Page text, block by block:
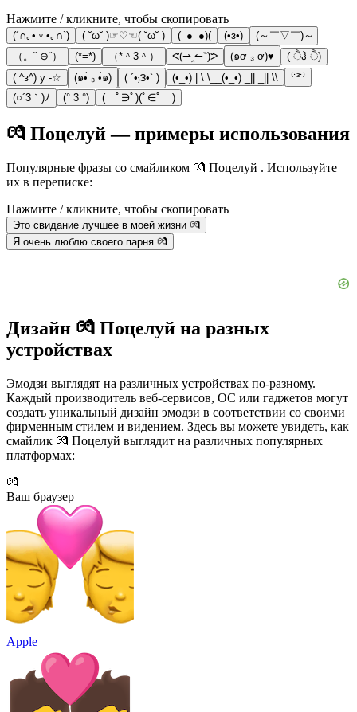
Нажмите / кликните, чтобы скопировать
(´∩｡• ᵕ •｡∩`) ( ˘ω˘ )☞♡☜( ˘ω˘ ) (_●_●)( (•з•)
(～￣▽￣)～
（。ˇ ⊖ˇ）
(*=*) （*＾3＾） ᕙ(⇀‸↼‶)ᕗ (๑ơ ₃ ơ)♥
( ੈჰ ੈ)
( ^з^) y -☆
(๑•́ ₃ •̀๑) ( ´•₎౩•` ) (•_•) | \ \__(•_•) _|| _|| \\
⁽˙³˙⁾
(○´3｀)ﾉ
(° 3 °) ( ﾟ∋ﾟ)(ﾟ∈ﾟ )
💏 Поцелуй — примеры использования
Популярные фразы со смайликом 💏 Поцелуй . Используйте
их в переписке:
Нажмите / кликните, чтобы скопировать
Это свидание лучшее в моей жизни 💏
Я очень люблю своего парня 💏
Дизайн 💏 Поцелуй на разных
устройствах
Эмодзи выглядят на различных устройствах по-разному.
Каждый производитель веб-сервисов, ОС или гаджетов могут
создать уникальный дизайн эмодзи в соответствии со своими
фирменным стилем и видением. Здесь вы можете увидеть, как
смайлик 💏 Поцелуй выглядит на различных популярных
платформах:
💏
Ваш браузер
Apple